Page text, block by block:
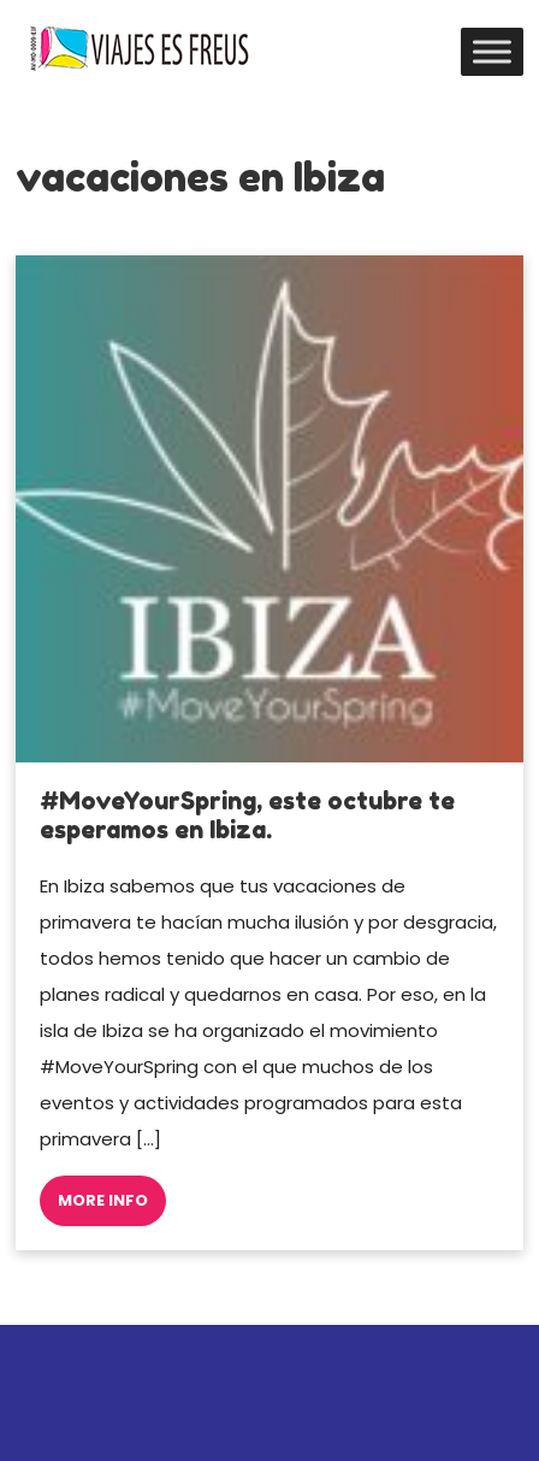
vacaciones en Ibiza
#MoveYourSpring, este octubre te
esperamos en Ibiza.
En Ibiza sabemos que tus vacaciones de
primavera te hacían mucha ilusión y por desgracia,
todos hemos tenido que hacer un cambio de
planes radical y quedarnos en casa. Por eso, en la
isla de Ibiza se ha organizado el movimiento
#MoveYourSpring con el que muchos de los
eventos y actividades programados para esta
primavera […]
MORE INFO